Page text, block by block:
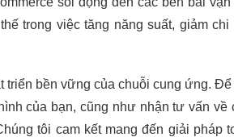
trong việc tăng năng suất, giảm chi
bền vững của chuỗi cung ứng. Để
của bạn, cũng như nhận tư vấn về
tôi cam kết mang đến giải pháp